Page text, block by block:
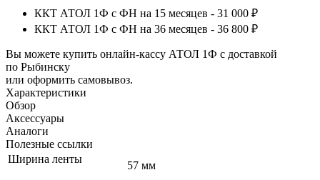
ККТ АТОЛ 1Ф с ФН на 15 месяцев - 31 000 ₽
ККТ АТОЛ 1Ф с ФН на 36 месяцев - 36 800 ₽
Вы можете купить онлайн‑кассу АТОЛ 1Ф с доставкой
по Рыбинску
или оформить самовывоз.
Характеристики
Обзор
Аксессуары
Аналоги
Полезные ссылки
Ширина ленты
57 мм